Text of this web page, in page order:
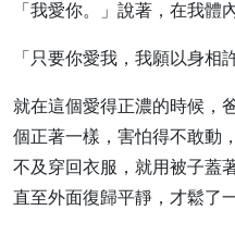
「我愛你。」說著，在我體
「只要你愛我，我願以身相
就在這個愛得正濃的時候，
個正著一樣，害怕得不敢動
不及穿回衣服，就用被子蓋
直至外面復歸平靜，才鬆了